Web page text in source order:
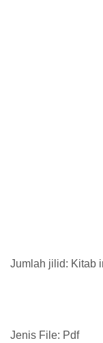
Jumlah jilid: Kitab
Jenis File: Pdf